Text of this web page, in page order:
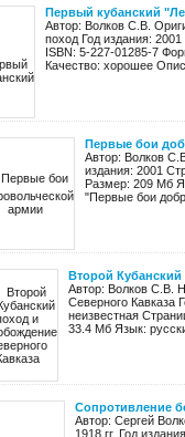
Первый кубанский
Автор: Волков С.В.
поход Год издания:
ISBN: 5-227-01285-7
Качество: хорошее
Первые бои
Автор: Волков
издания: 2001
Размер: 209 Мб
"Первые бои
Второй
Автор: Волков С.В.
Северного Кавказа
неизвестная
33.4 Мб Язык:
Сопротивление
Автор: Сергей
1918 гг. Год